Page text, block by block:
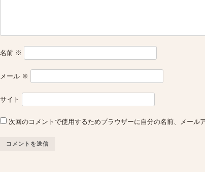
名前 ※
メール ※
サイト
次回のコメントで使用するためブラウザーに自分の名前、メール